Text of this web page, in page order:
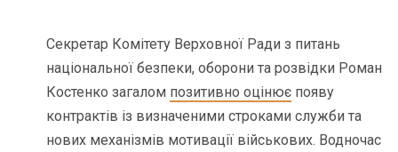
Секретар Комітету Верховної Ради з питань
національної безпеки, оборони та розвідки Роман
Костенко загалом позитивно оцінює появу
контрактів із визначеними строками служби та
нових механізмів мотивації військових. Водночас